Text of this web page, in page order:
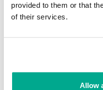
provided to them or that
of their services.
Allow
Cuando descubrí estos
el archivo del parámetro IPS